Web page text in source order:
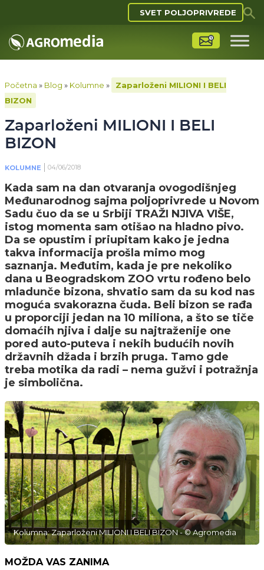
SVET POLJOPRIVREDE
Početna » Blog » Kolumne »
Zaparloženi MILIONI I BELI
BIZON
Zaparloženi MILIONI I BELI
BIZON
KOLUMNE 04/06/2018
Kada sam na dan otvaranja ovogodišnjeg
Međunarodnog sajma poljoprivrede u Novom
Sadu čuo da se u Srbiji TRAŽI NJIVA VIŠE,
istog momenta sam otišao na hladno pivo.
Da se opustim i priupitam kako je jedna
takva informacija prošla mimo mog
saznanja. Međutim, kada je pre nekoliko
dana u Beogradskom ZOO vrtu rođeno belo
mladunče bizona, shvatio sam da su kod nas
moguća svakorazna čuda. Beli bizon se rađa
u proporciji jedan na 10 miliona, a što se tiče
domaćih njiva i dalje su najtraženije one
pored auto-puteva i nekih budućih novih
državnih džada i brzih pruga. Tamo gde
treba motika da radi – nema gužvi i potražnja
je simbolična.
Kolumna: Zaparloženi MILIONI I BELI BIZON - © Agromedia
MOŽDA VAS ZANIMA